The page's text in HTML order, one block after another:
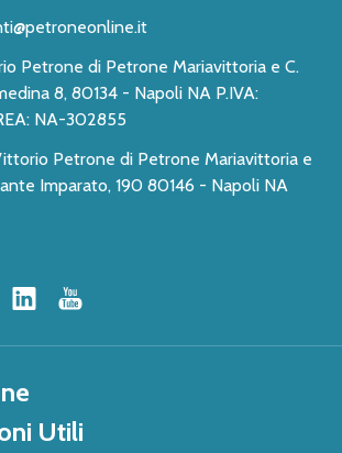
Petrone di Petrone Mariavittoria e C.
Napoli NA P.IVA:
NA-302855
Petrone di Petrone Mariavittoria e
Imparato, 190 80146 - Napoli NA
Utili